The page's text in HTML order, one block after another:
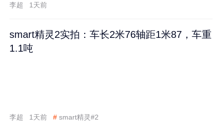
李超 1天前
smart精灵2实拍：车长2米76轴距1米87，车重
1.1吨
李超 1天前 # smart精灵#2